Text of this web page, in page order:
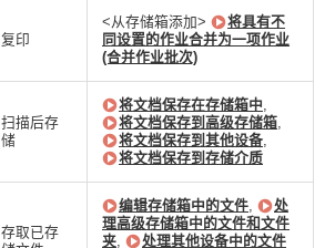
复印
<从存储箱添加>
将具有不
同设置的作业合并为一项作业
(合并作业批次)
扫描后存
储
将文档保存在存储箱中,
将文档保存到高级存储箱,
将文档保存到其他设备,
将文档保存到存储介质
存取已存
编辑存储箱中的文件,
处
理高级存储箱中的文件和文件
夹,
处理其他设备中的文件